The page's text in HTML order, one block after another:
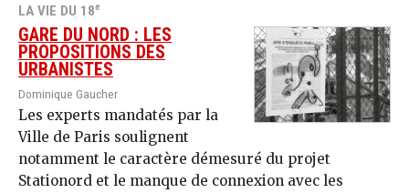
LA VIE DU 18e
GARE DU NORD : LES
PROPOSITIONS DES
URBANISTES
Dominique Gaucher
Les experts mandatés par la
Ville de Paris soulignent
notamment le caractère démesuré du projet
Stationord et le manque de connexion avec les